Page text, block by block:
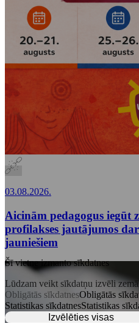
Šī vietne izmanto sīkdatnes
Lūdzam veikt sīkdatņu izvēli
Obligātās sīkdatnesObligātās
Statistikas sīkdatnesStatistikas
Izvēlēties visas
03.08.2026.
Aicinām pedagogus iegūt
profilakses jautājumos
jauniešiem